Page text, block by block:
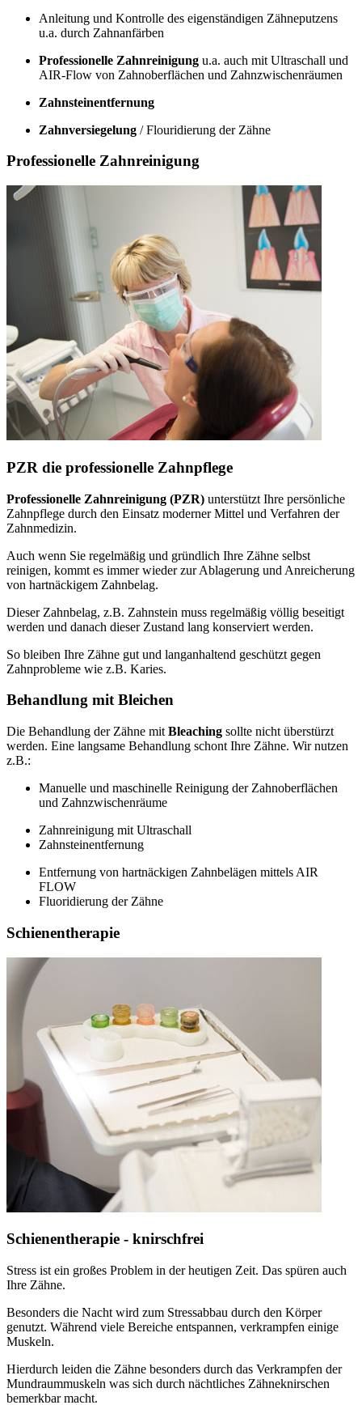
Anleitung und Kontrolle des eigenständigen Zähneputzens
u.a. durch Zahnanfärben
Professionelle Zahnreinigung u.a. auch mit Ultraschall und
AIR-Flow von Zahnoberflächen und Zahnzwischenräumen
Zahnsteinentfernung
Zahnversiegelung / Flouridierung der Zähne
Professionelle Zahnreinigung
PZR die professionelle Zahnpflege
Professionelle Zahnreinigung (PZR) unterstützt Ihre persönliche
Zahnpflege durch den Einsatz moderner Mittel und Verfahren der
Zahnmedizin.
Auch wenn Sie regelmäßig und gründlich Ihre Zähne selbst
reinigen, kommt es immer wieder zur Ablagerung und Anreicherung
von hartnäckigem Zahnbelag.
Dieser Zahnbelag, z.B. Zahnstein muss regelmäßig völlig beseitigt
werden und danach dieser Zustand lang konserviert werden.
So bleiben Ihre Zähne gut und langanhaltend geschützt gegen
Zahnprobleme wie z.B. Karies.
Behandlung mit Bleichen
Die Behandlung der Zähne mit Bleaching sollte nicht überstürzt
werden. Eine langsame Behandlung schont Ihre Zähne. Wir nutzen
z.B.:
Manuelle und maschinelle Reinigung der Zahnoberflächen
und Zahnzwischenräume
Zahnreinigung mit Ultraschall
Zahnsteinentfernung
Entfernung von hartnäckigen Zahnbelägen mittels AIR
FLOW
Fluoridierung der Zähne
Schienentherapie
Schienentherapie - knirschfrei
Stress ist ein großes Problem in der heutigen Zeit. Das spüren auch
Ihre Zähne.
Besonders die Nacht wird zum Stressabbau durch den Körper
genutzt. Während viele Bereiche entspannen, verkrampfen einige
Muskeln.
Hierdurch leiden die Zähne besonders durch das Verkrampfen der
Mundraummuskeln was sich durch nächtliches Zähneknirschen
bemerkbar macht.